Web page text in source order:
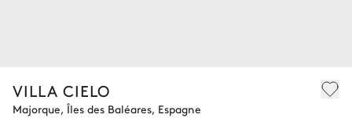
VILLA CIELO
Majorque, Îles des Baléares, Espagne